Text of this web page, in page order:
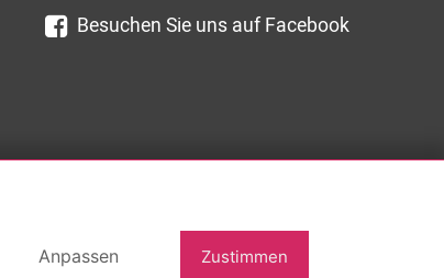
Besuchen Sie uns auf Facebook
Anpassen Zustimmen